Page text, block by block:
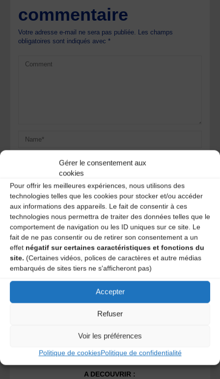
Gérer le consentement aux
cookies
Pour offrir les meilleures expériences, nous utilisons des
technologies telles que les cookies pour stocker et/ou accéder
aux informations des appareils. Le fait de consentir à ces
technologies nous permettra de traiter des données telles que le
comportement de navigation ou les ID uniques sur ce site. Le
fait de ne pas consentir ou de retirer son consentement a un
effet négatif sur certaines caractéristiques et fonctions du
site. (Certaines vidéos, polices de caractères et autre médias
embarqués de sites tiers ne s'afficheront pas)
Accepter
Refuser
Voir les préférences
Politique de cookiesPolitique de confidentialité
commentaire
Votre adresse e-mail ne sera pas publiée. Les champs
obligatoires sont indiqués avec*
Save my name, email, and site URL in my browser for next
time I post a comment.
Ce site utilise Akismet pour réduire les indésirables.En
savoir plus sur la façon dont les données de vos
commentaires sont traitées.
A DECOUVRIR :